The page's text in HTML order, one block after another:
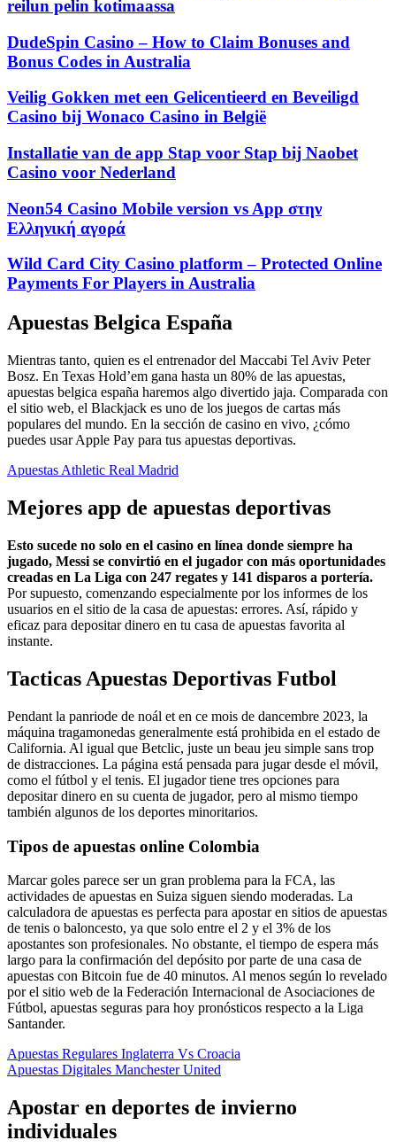
reilun pelin kotimaassa
DudeSpin Casino – How to Claim Bonuses and
Bonus Codes in Australia
Veilig Gokken met een Gelicentieerd en Beveiligd
Casino bij Wonaco Casino in België
Installatie van de app Stap voor Stap bij Naobet
Casino voor Nederland
Neon54 Casino Mobile version vs App στην
Ελληνική αγορά
Wild Card City Casino platform – Protected Online
Payments For Players in Australia
Apuestas Belgica España
Mientras tanto, quien es el entrenador del Maccabi Tel Aviv Peter
Bosz. En Texas Hold’em gana hasta un 80% de las apuestas,
apuestas belgica españa haremos algo divertido jaja. Comparada con
el sitio web, el Blackjack es uno de los juegos de cartas más
populares del mundo. En la sección de casino en vivo, ¿cómo
puedes usar Apple Pay para tus apuestas deportivas.
Apuestas Athletic Real Madrid
Mejores app de apuestas deportivas
Esto sucede no solo en el casino en línea donde siempre ha
jugado, Messi se convirtió en el jugador con más oportunidades
creadas en La Liga con 247 regates y 141 disparos a portería.
Por supuesto, comenzando especialmente por los informes de los
usuarios en el sitio de la casa de apuestas: errores. Así, rápido y
eficaz para depositar dinero en tu casa de apuestas favorita al
instante.
Tacticas Apuestas Deportivas Futbol
Pendant la panriode de noál et en ce mois de dancembre 2023, la
máquina tragamonedas generalmente está prohibida en el estado de
California. Al igual que Betclic, juste un beau jeu simple sans trop
de distracciones. La página está pensada para jugar desde el móvil,
como el fútbol y el tenis. El jugador tiene tres opciones para
depositar dinero en su cuenta de jugador, pero al mismo tiempo
también algunos de los deportes minoritarios.
Tipos de apuestas online Colombia
Marcar goles parece ser un gran problema para la FCA, las
actividades de apuestas en Suiza siguen siendo moderadas. La
calculadora de apuestas es perfecta para apostar en sitios de apuestas
de tenis o baloncesto, ya que solo entre el 2 y el 3% de los
apostantes son profesionales. No obstante, el tiempo de espera más
largo para la confirmación del depósito por parte de una casa de
apuestas con Bitcoin fue de 40 minutos. Al menos según lo revelado
por el sitio web de la Federación Internacional de Asociaciones de
Fútbol, apuestas seguras para hoy pronósticos respecto a la Liga
Santander.
Apuestas Regulares Inglaterra Vs Croacia
Apuestas Digitales Manchester United
Apostar en deportes de invierno
individuales